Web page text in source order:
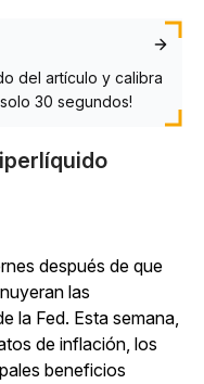
del artículo y calibra
30 segundos!
después de que
las
la Fed. Esta semana,
de inflación, los
beneficios